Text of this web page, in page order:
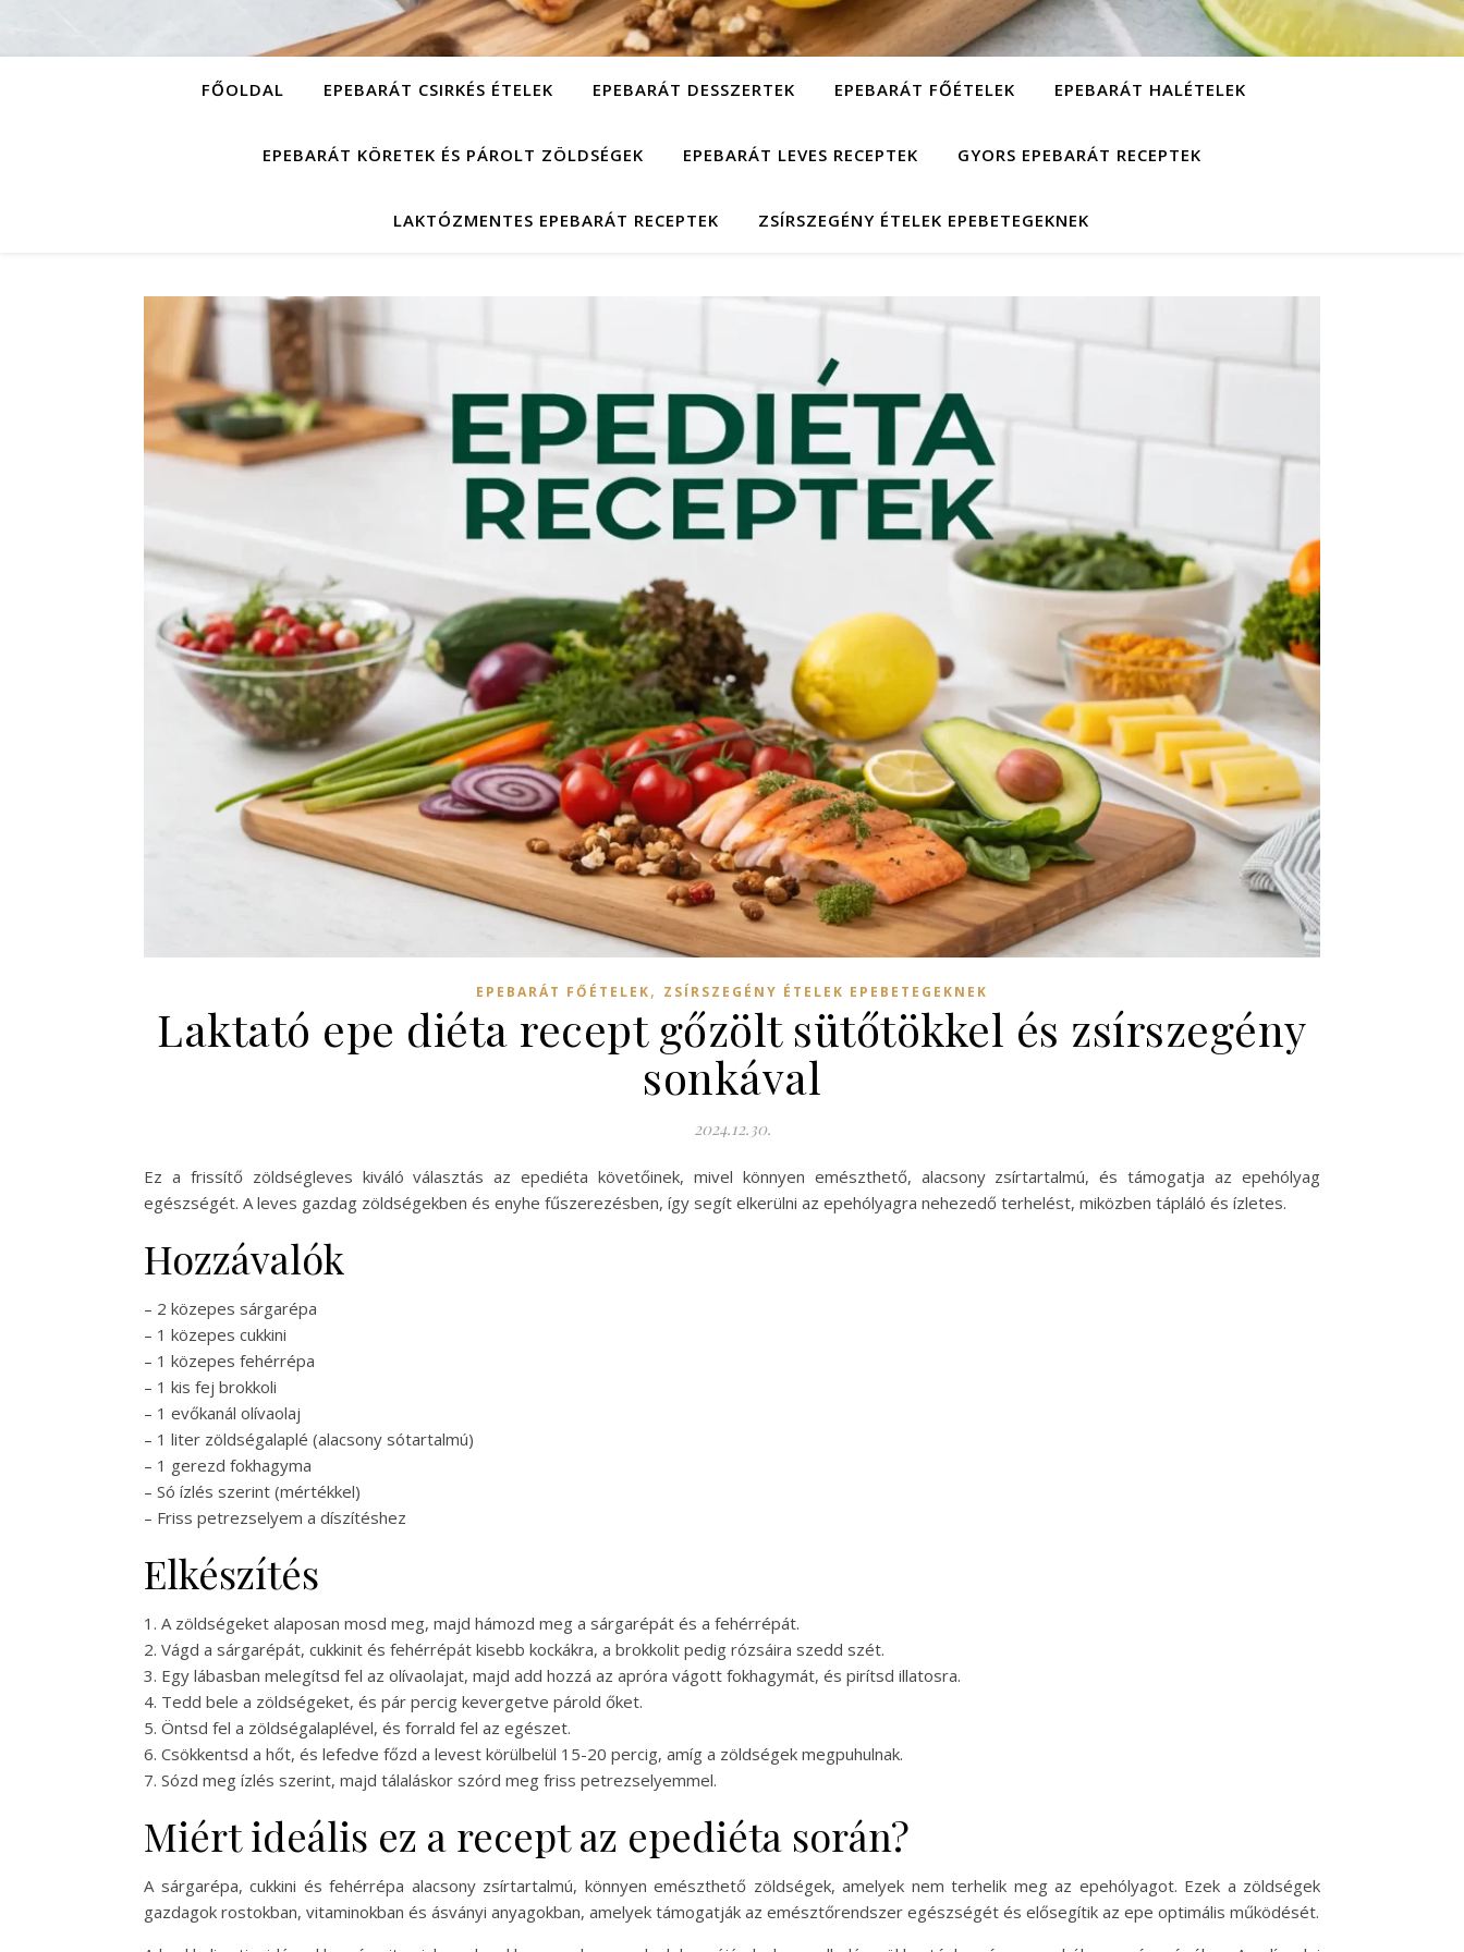
FŐOLDAL EPEBARÁT CSIRKÉS ÉTELEK EPEBARÁT DESSZERTEK EPEBARÁT FŐÉTELEK EPEBARÁT HALÉTELEK
EPEBARÁT KÖRETEK ÉS PÁROLT ZÖLDSÉGEK EPEBARÁT LEVES RECEPTEK GYORS EPEBARÁT RECEPTEK
LAKTÓZMENTES EPEBARÁT RECEPTEK ZSÍRSZEGÉNY ÉTELEK EPEBETEGEKNEK
EPEBARÁT FŐÉTELEK, ZSÍRSZEGÉNY ÉTELEK EPEBETEGEKNEK
Laktató epe diéta recept gőzölt sütőtökkel és zsírszegény
sonkával
2024.12.30.
Ez a frissítő zöldségleves kiváló választás az epediéta követőinek, mivel könnyen emészthető, alacsony zsírtartalmú, és támogatja az epehólyag
egészségét. A leves gazdag zöldségekben és enyhe fűszerezésben, így segít elkerülni az epehólyagra nehezedő terhelést, miközben tápláló és ízletes.
Hozzávalók
– 2 közepes sárgarépa
– 1 közepes cukkini
– 1 közepes fehérrépa
– 1 kis fej brokkoli
– 1 evőkanál olívaolaj
– 1 liter zöldségalaplé (alacsony sótartalmú)
– 1 gerezd fokhagyma
– Só ízlés szerint (mértékkel)
– Friss petrezselyem a díszítéshez
Elkészítés
1. A zöldségeket alaposan mosd meg, majd hámozd meg a sárgarépát és a fehérrépát.
2. Vágd a sárgarépát, cukkinit és fehérrépát kisebb kockákra, a brokkolit pedig rózsáira szedd szét.
3. Egy lábasban melegítsd fel az olívaolajat, majd add hozzá az apróra vágott fokhagymát, és pirítsd illatosra.
4. Tedd bele a zöldségeket, és pár percig kevergetve párold őket.
5. Öntsd fel a zöldségalaplével, és forrald fel az egészet.
6. Csökkentsd a hőt, és lefedve főzd a levest körülbelül 15-20 percig, amíg a zöldségek megpuhulnak.
7. Sózd meg ízlés szerint, majd tálaláskor szórd meg friss petrezselyemmel.
Miért ideális ez a recept az epediéta során?
A sárgarépa, cukkini és fehérrépa alacsony zsírtartalmú, könnyen emészthető zöldségek, amelyek nem terhelik meg az epehólyagot. Ezek a zöldségek
gazdagok rostokban, vitaminokban és ásványi anyagokban, amelyek támogatják az emésztőrendszer egészségét és elősegítik az epe optimális működését.